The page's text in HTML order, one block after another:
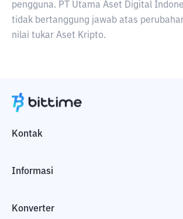
pengguna. PT Utama Aset Digital
tidak bertanggung jawab atas
nilai tukar Aset Kripto.
Kontak
Informasi
Konverter